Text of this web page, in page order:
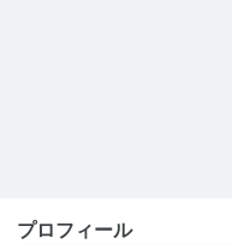
プロフィール